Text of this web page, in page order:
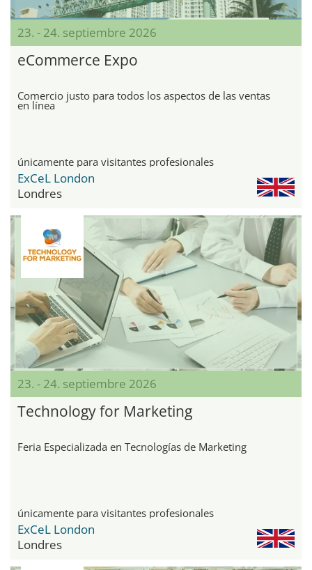
23. - 24. septiembre 2026
eCommerce Expo
Comercio justo para todos los aspectos de las ventas
en línea
únicamente para visitantes profesionales
ExCeL London
Londres
23. - 24. septiembre 2026
Technology for Marketing
Feria Especializada en Tecnologías de Marketing
únicamente para visitantes profesionales
ExCeL London
Londres